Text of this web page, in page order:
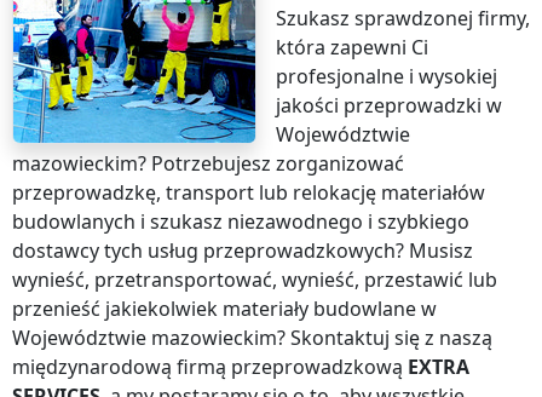
Szukasz sprawdzonej firmy,
która zapewni Ci
profesjonalne i wysokiej
jakości przeprowadzki w
Województwie
mazowieckim? Potrzebujesz zorganizować
przeprowadzkę, transport lub relokację materiałów
budowlanych i szukasz niezawodnego i szybkiego
dostawcy tych usług przeprowadzkowych? Musisz
wynieść, przetransportować, wynieść, przestawić lub
przenieść jakiekolwiek materiały budowlanew
Województwie mazowieckim? Skontaktuj się z naszą
międzynarodową firmą przeprowadzkową EXTRA